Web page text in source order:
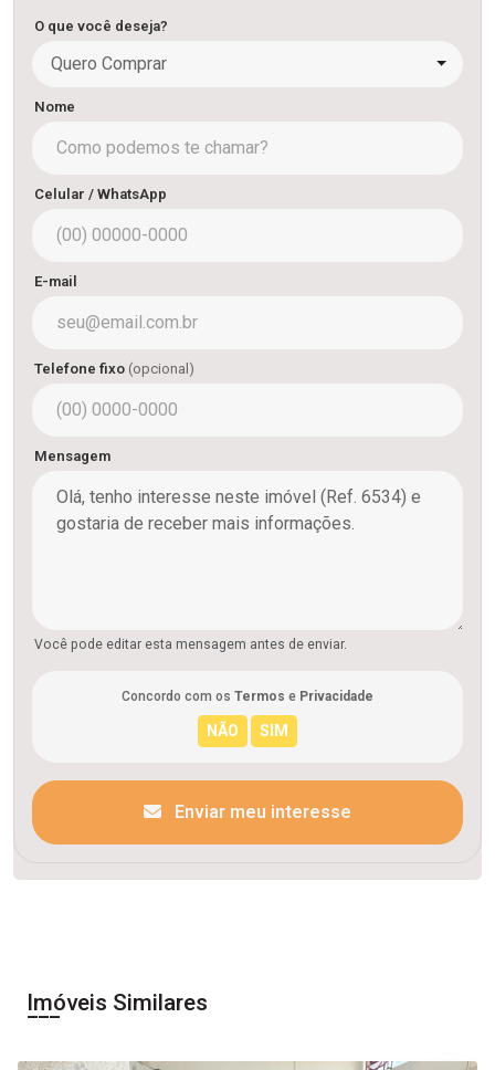
O que você deseja?
Quero Comprar
Nome
Celular / WhatsApp
E-mail
Telefone fixo (opcional)
Mensagem
Você pode editar esta mensagem antes de enviar.
Concordo com os Termos e Privacidade
Enviar meu interesse
Imóveis Similares